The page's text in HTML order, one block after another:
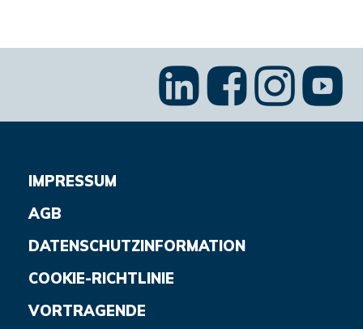
IMPRESSUM
AGB
DATENSCHUTZINFORMATION
COOKIE-RICHTLINIE
VORTRAGENDE